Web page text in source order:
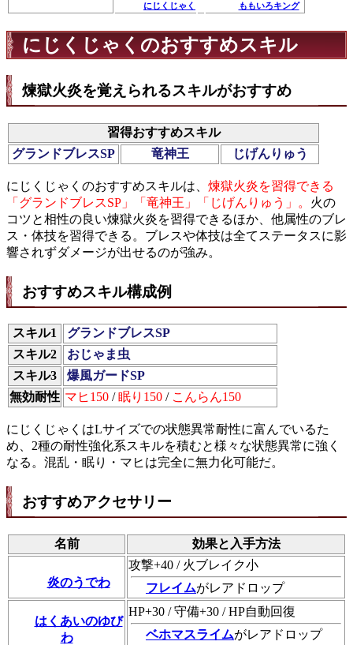
にじくじゃく ももいろキング
にじくじゃくのおすすめスキル
煉獄火炎を覚えられるスキルがおすすめ
習得おすすめスキル
グランドブレスSP
竜神王 じげんりゅう
にじくじゃくのおすすめスキルは、 煉獄火炎を習得できる
「グランドブレスSP」「竜神王」「じげんりゅう」。 火の
コツと相性の良い煉獄火炎を習得できるほか、他属性のブレ
ス・体技を習得できる。ブレスや体技は全てステータスに影
響されずダメージが出せるのが強み。
おすすめスキル構成例
スキル1
グランドブレスSP
スキル2
おじゃま虫
スキル3
爆風ガードSP
無効耐性 マヒ150 /眠り150 / こんらん150
にじくじゃくはLサイズでの状態異常耐性に富んでいるた
め、2種の耐性強化系スキルを積むと様々な状態異常に強く
なる。混乱・眠り・マヒは完全に無力化可能だ。
おすすめアクセサリー
名前 効果と入手方法
炎のうでわ
攻撃+40 / 火ブレイク小
フレイムがレアドロップ
はくあいのゆび
わ
HP+30 / 守備+30 / HP自動回復
ベホマスライムがレアドロップ